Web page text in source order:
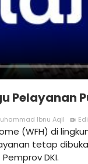
Pelayanan
Ibnu Aqil video_call
(WFH) di
tetap
DKI.